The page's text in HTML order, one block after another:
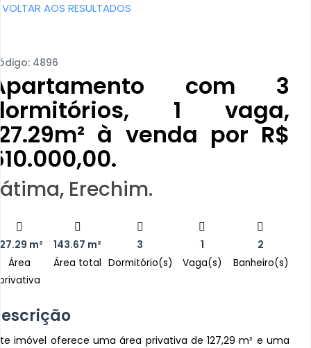
VOLTAR AOS RESULTADOS
4896
com 3
1 vaga,
à venda por R$
Erechim.
m²
Área
143.67 m²
Área total
3
Dormitório(s)
1
Vaga(s)
2
Banheiro(s)
imóvel oferece uma área privativa de 127,29 m² e uma